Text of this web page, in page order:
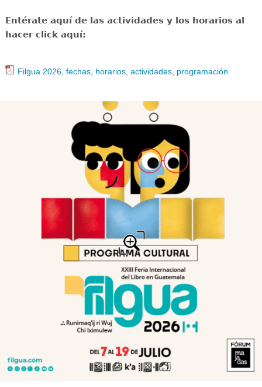
Entérate aquí de las actividades y los horarios al
hacer click aquí:
Filgua 2026, fechas, horarios, actividades, programación